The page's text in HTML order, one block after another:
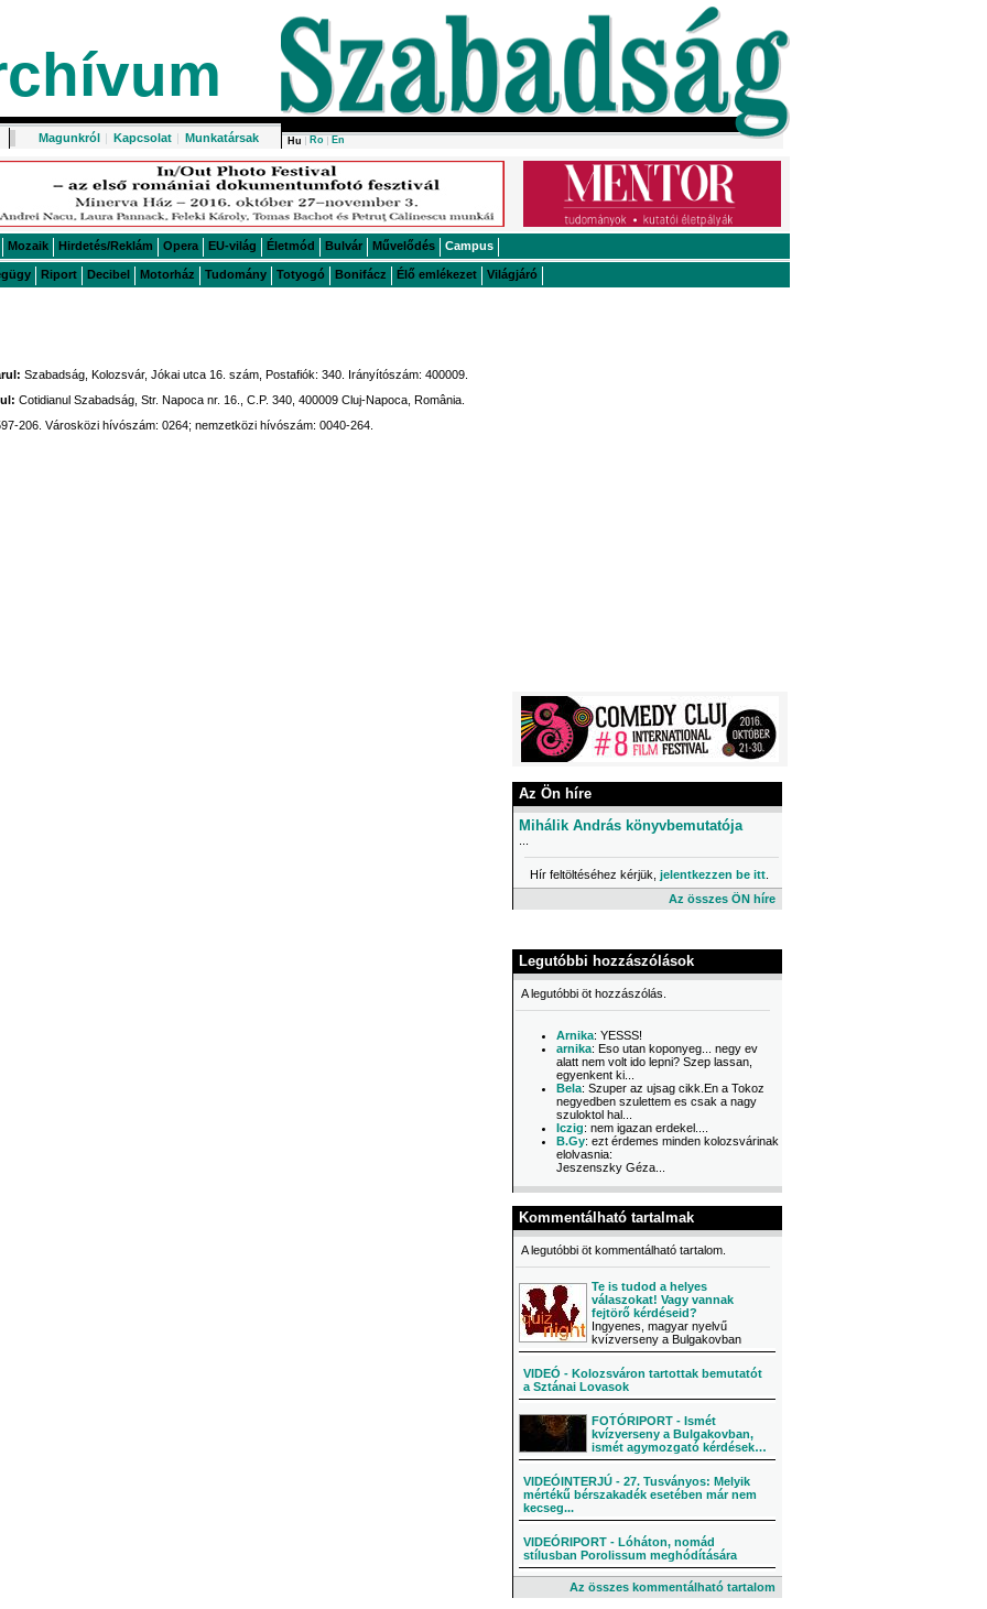
Magunkról | Kapcsolat | Munkatársak Hu Ro En
Mozaik Hirdetés/Reklám Opera EU-világ Életmód Bulvár Művelődés Campus
Riport Decibel Motorház Tudomány Totyogó Bonifácz Élő emlékezet Világjáró
Szabadság, Kolozsvár, Jókai utca 16. szám, Postafiók: 340. Irányítószám: 400009.
Cotidianul Szabadság, Str. Napoca nr. 16., C.P. 340, 400009 Cluj-Napoca, România.
206. Városközi hívószám: 0264; nemzetközi hívószám: 0040-264.
Az Ön híre
Mihálik András könyvbemutatója
Hír feltöltéséhez kérjük, jelentkezzen be itt
Az összes ÖN híre
Legutóbbi hozzászólások
A legutóbbi öt hozzászólás.
Arnika: YESSS!
arnika: Eso utan koponyeg... negy ev
alatt nem volt ido lepni? Szep lassan,
egyenkent ki...
Bela: Szuper az ujsag cikk.En a Tokoz
negyedben szulettem es csak a nagy
szuloktol hal...
Iczig: nem igazan erdekel....
B.Gy: ezt érdemes minden kolozsvárinak
elolvasnia:
Jeszenszky Géza...
Kommentálható tartalmak
A legutóbbi öt kommentálható tartalom.
Te is tudod a helyes
válaszokat! Vagy vannak
fejtörő kérdéseid?
Ingyenes, magyar nyelvű
kvízverseny a Bulgakovban
VIDEÓ - Kolozsváron tartottak bemutatót
a Sztánai Lovasok
FOTÓRIPORT - Ismét
kvízverseny a Bulgakovban,
ismét agymozgató kérdések…
VIDEÓINTERJÚ - 27. Tusványos: Melyik
mértékű bérszakadék esetében már nem
kecseg...
VIDEÓRIPORT - Lóháton, nomád
stílusban Porolissum meghódítására
Az összes kommentálható tartalom